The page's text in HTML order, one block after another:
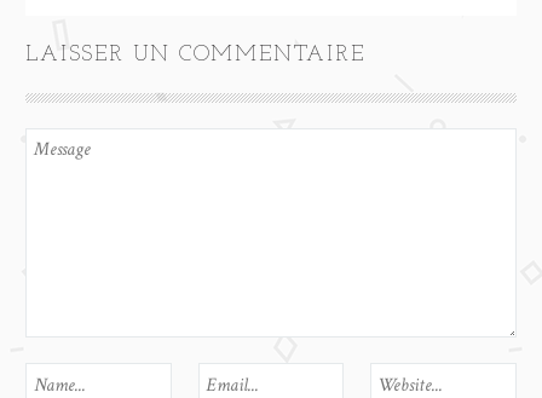
LAISSER UN COMMENTAIRE